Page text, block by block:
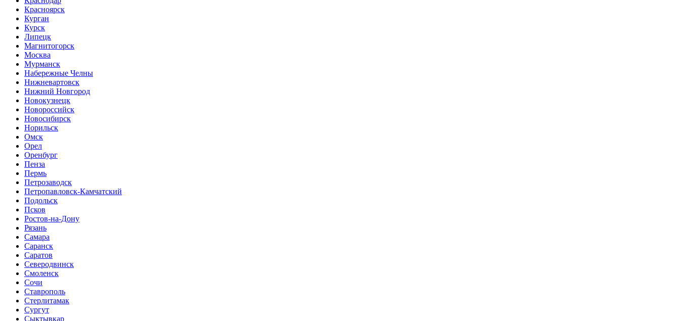
Красноярск
Курган
Курск
Липецк
Магнитогорск
Москва
Мурманск
Набережные Челны
Нижневартовск
Нижний Новгород
Новокузнецк
Новороссийск
Новосибирск
Норильск
Омск
Орел
Оренбург
Пенза
Пермь
Петрозаводск
Петропавловск-Камчатский
Подольск
Псков
Ростов-на-Дону
Рязань
Самара
Саранск
Саратов
Северодвинск
Смоленск
Сочи
Ставрополь
Стерлитамак
Сургут
Сыктывкар